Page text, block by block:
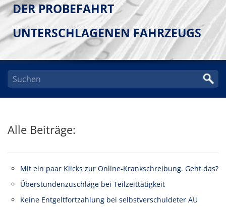
DER PROBEFAHRT
UNTERSCHLAGENEN FAHRZEUGS
Alle Beiträge:
Mit ein paar Klicks zur Online-Krankschreibung. Geht das?
Überstundenzuschläge bei Teilzeittätigkeit
Keine Entgeltfortzahlung bei selbstverschuldeter AU